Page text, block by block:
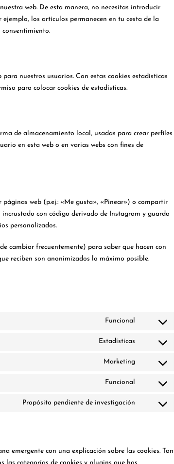
web. De esta manera, no necesitas introducir
los artículos permanecen en tu cesta de la
consentimiento.
nuestros usuarios. Con estas cookies estadísticas
para colocar cookies de estadísticas.
de almacenamiento local, usadas para crear perfiles
en esta web o en varias webs con fines de
web (p.ej.: «Me gusta», «Pinear») o compartir
con código derivado de Instagram y guarda
personalizados.
cambiar frecuentemente) para saber que hacen con
reciben son anonimizados lo máximo posible.
Funcional
Consent
wordpress
Estadísticas
Consent
google-
Marketing
Consent
google-
Funcional
Consent
Propósito pendiente de investigación
Consent
emergente con una explicación sobre las cookies. Tan